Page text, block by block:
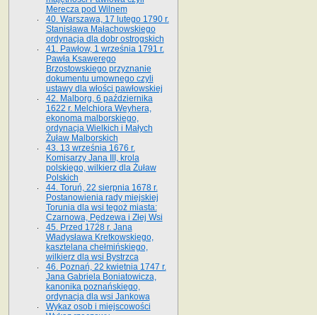
Merecza pod Wilnem
40. Warszawa, 17 lutego 1790 r.
Stanisława Małachowskiego
ordynacja dla dobr ostrogskich
41. Pawłow, 1 września 1791 r.
Pawła Ksawerego
Brzostowskiego przyznanie
dokumentu umownego czyli
ustawy dla włości pawłowskiej
42. Malborg, 6 października
1622 r. Melchiora Weyhera,
ekonoma malborskiego,
ordynacja Wielkich i Małych
Żuław Malborskich
43. 13 września 1676 r.
Komisarzy Jana III, krola
polskiego, wilkierz dla Żuław
Polskich
44. Toruń, 22 sierpnia 1678 r.
Postanowienia rady miejskiej
Torunia dla wsi tegoż miasta:
Czarnowa, Pędzewa i Złej Wsi
45. Przed 1728 r. Jana
Władysława Kretkowskiego,
kasztelana chełmińskiego,
wilkierz dla wsi Bystrzca
46. Poznań, 22 kwietnia 1747 r.
Jana Gabriela Boniatowicza,
kanonika poznańskiego,
ordynacja dla wsi Jankowa
Wykaz osob i miejscowości